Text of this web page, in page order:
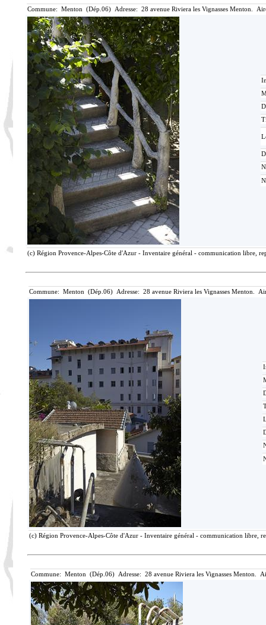
Commune: Menton (Dép.06) Adresse: 28 avenue Riviera les Vignasses Menton.
(c) Région Provence-Alpes-Côte d'Azur - Inventaire général - communication libre,
Commune: Menton (Dép.06) Adresse: 28 avenue Riviera les Vignasses Menton.
(c) Région Provence-Alpes-Côte d'Azur - Inventaire général - communication libre,
Commune: Menton (Dép.06) Adresse: 28 avenue Riviera les Vignasses Menton.